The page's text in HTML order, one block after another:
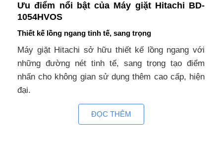
Ưu điểm nổi bật của Máy giặt Hitachi BD-
1054HVOS
Thiết kế lồng ngang tinh tế, sang trọng
Máy giặt Hitachi sở hữu thiết kế lồng ngang với
những đường nét tinh tế, sang trọng tạo điểm
nhấn cho không gian sử dụng thêm cao cấp, hiện
đại.
Bảng điều khiển màn hình LED cảm ứng bên ngoài
với các ký hiệu thông số rõ ràng dễ hiểu, bố trí ở
ĐỌC THÊM